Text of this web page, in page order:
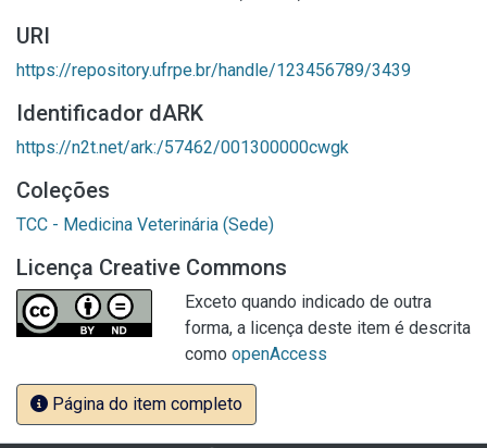
URI
https://repository.ufrpe.br/handle/123456789/3439
Identificador dARK
https://n2t.net/ark:/57462/001300000cwgk
Coleções
TCC - Medicina Veterinária (Sede)
Licença Creative Commons
Exceto quando indicado de outra
forma, a licença deste item é descrita
como openAccess
Página do item completo